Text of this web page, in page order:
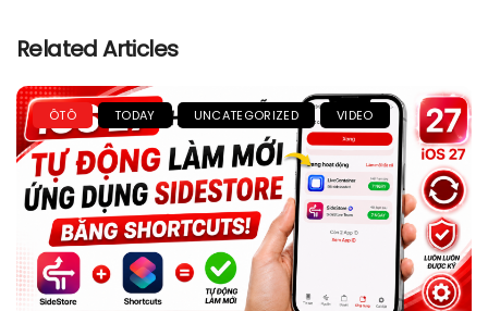
Related Articles
ÔTÔ TODAY UNCATEGORIZED VIDEO